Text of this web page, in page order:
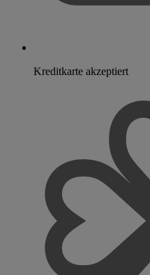
Kreditkarte akzeptiert